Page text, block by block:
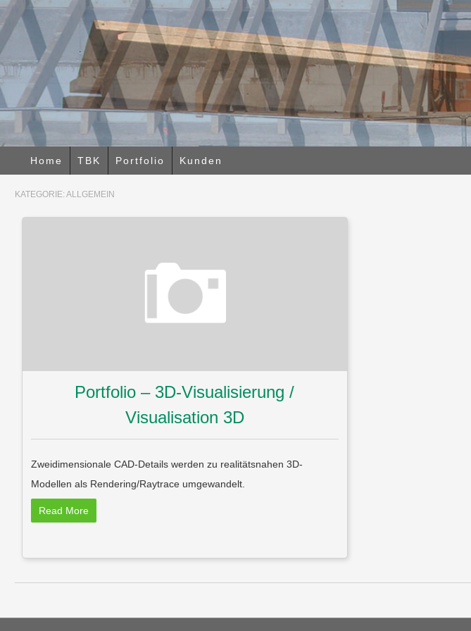
Home TBK Portfolio Kunden
KATEGORIE: ALLGEMEIN
Portfolio – 3D-Visualisierung /
Visualisation 3D
Zweidimensionale CAD-Details werden zu realitätsnahen 3D-
Modellen als Rendering/Raytrace umgewandelt.
Read More